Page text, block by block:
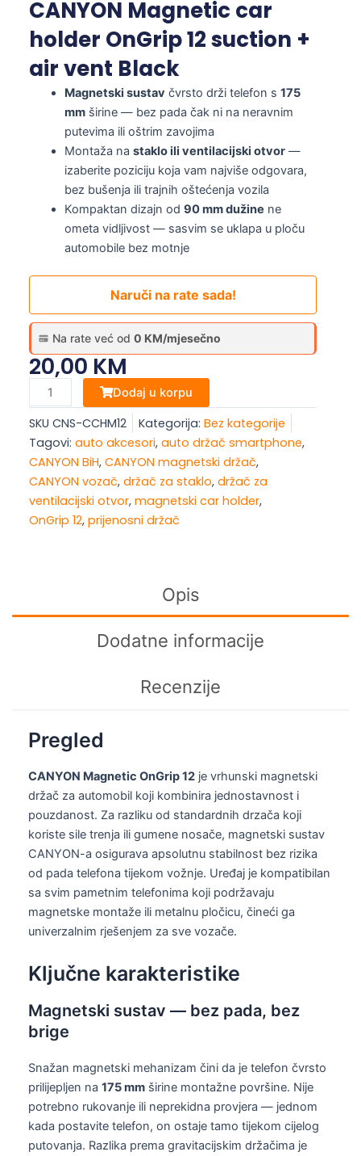
CANYON Magnetic car
holder OnGrip 12 suction +
air vent Black
Magnetski sustav čvrsto drži telefon s 175
mmširine — bez pada čak ni na neravnim
putevima ili oštrim zavojima
Montaža na staklo ili ventilacijski otvor—
izaberite poziciju koja vam najviše odgovara,
bez bušenja ili trajnih oštećenja vozila
Kompaktan dizajn od 90 mm dužine ne
ometa vidljivost — sasvim se uklapa u ploču
automobile bez motnje
Na rate već od 0 KM/mjesečno
Naruči na rate sada!
20,00 KM
CANYON
Magnetic
car
holder
OnGrip
12
suction
+
Dodaj u korpu
SKU CNS-CCHM12 Kategorija: Bez kategorije
Tagovi: auto akcesori, auto držač smartphone,
CANYON BiH, CANYON magnetski držač,
CANYON vozač, držač za staklo, držač za
ventilacijski otvor, magnetski car holder,
OnGrip 12, prijenosni držač
Opis
Dodatne informacije
Recenzije
Pregled
CANYON Magnetic OnGrip 12 je vrhunski magnetski
držač za automobil koji kombinira jednostavnost i
pouzdanost. Za razliku od standardnih drzača koji
koriste sile trenja ili gumene nosače, magnetski sustav
CANYON-a osigurava apsolutnu stabilnost bez rizika
od pada telefona tijekom vožnje. Uređaj je kompatibilan
sa svim pametnim telefonima koji podržavaju
magnetske montaže ili metalnu pločicu, čineći ga
univerzalnim rješenjem za sve vozače.
Ključne karakteristike
Magnetski sustav — bez pada, bez
brige
Snažan magnetski mehanizam čini da je telefon čvrsto
prilijepljen na 175 mm širine montažne površine. Nije
potrebno rukovanje ili neprekidna provjera — jednom
kada postavite telefon, on ostaje tamo tijekom cijelog
putovanja. Razlika prema gravitacijskim držačima je